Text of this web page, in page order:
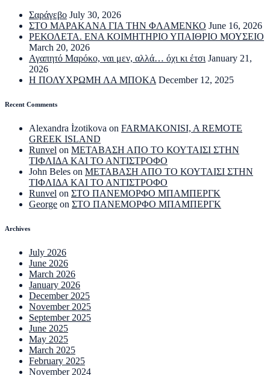
Σαράγεβο July 30, 2026
ΣΤΟ ΜΑΡΑΚΑΝΑ ΓΙΑ ΤΗΝ ΦΛΑΜΕΝΚΟ June 16, 2026
ΡΕΚΟΛΕΤΑ. ΕΝΑ ΚΟΙΜΗΤΗΡΙΟ ΥΠΑΙΘΡΙΟ ΜΟΥΣΕΙΟ
March 20, 2026
Αγαπητό Μαρόκο, ναι μεν, αλλά… όχι κι έτσι January 21,
2026
Η ΠΟΛΥΧΡΩΜΗ ΛΑ ΜΠΟΚΑ December 12, 2025
Recent Comments
Alexandra İzotikova on FARMAKONISI, A REMOTE
GREEK ISLAND
Runvel on ΜΕΤΑΒΑΣΗ ΑΠΟ ΤΟ ΚΟΥΤΑΙΣΙ ΣΤΗΝ
ΤΙΦΛΙΔΑ ΚΑΙ ΤΟ ΑΝΤΙΣΤΡΟΦΟ
John Beles on ΜΕΤΑΒΑΣΗ ΑΠΟ ΤΟ ΚΟΥΤΑΙΣΙ ΣΤΗΝ
ΤΙΦΛΙΔΑ ΚΑΙ ΤΟ ΑΝΤΙΣΤΡΟΦΟ
Runvel on ΣΤΟ ΠΑΝΕΜΟΡΦΟ ΜΠΑΜΠΕΡΓΚ
George on ΣΤΟ ΠΑΝΕΜΟΡΦΟ ΜΠΑΜΠΕΡΓΚ
Archives
July 2026
June 2026
March 2026
January 2026
December 2025
November 2025
September 2025
June 2025
May 2025
March 2025
February 2025
November 2024